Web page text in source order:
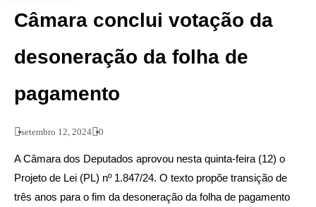
Câmara conclui votação da
desoneração da folha de
pagamento
setembro 12, 2024 0
A Câmara dos Deputados aprovou nesta quinta-feira (12) o
Projeto de Lei (PL) nº 1.847/24. O texto propõe transição de
três anos para o fim da desoneração da folha de pagamento